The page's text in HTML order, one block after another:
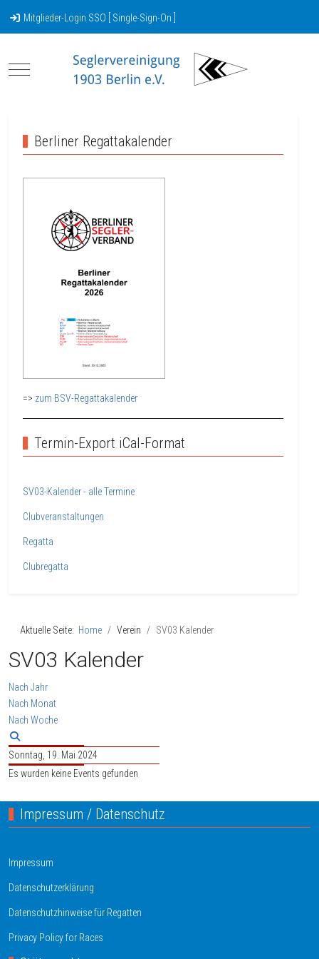
Mitglieder-Login SSO [ Single-Sign-On ]
Mobile Menu Toggle
Berliner Regattakalender
=> zum BSV-Regattakalender
Termin-Export iCal-Format
SV03-Kalender - alle Termine
Clubveranstaltungen
Regatta
Clubregatta
Aktuelle Seite: Home Verein SV03 Kalender
SV03 Kalender
Nach Jahr
Nach Monat
Nach Woche
Sonntag, 19. Mai 2024
Es wurden keine Events gefunden
Impressum / Datenschutz
Impressum
Datenschutzerklärung
Datenschutzhinweise für Regatten
Privacy Policy for Races